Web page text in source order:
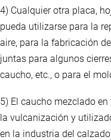
4) Cualquier otra placa,
pueda utilizarse para la
aire, para la fabricación
juntas para algunos
caucho, etc., o para el
5) El caucho mezclado
la vulcanización y
en la industria del